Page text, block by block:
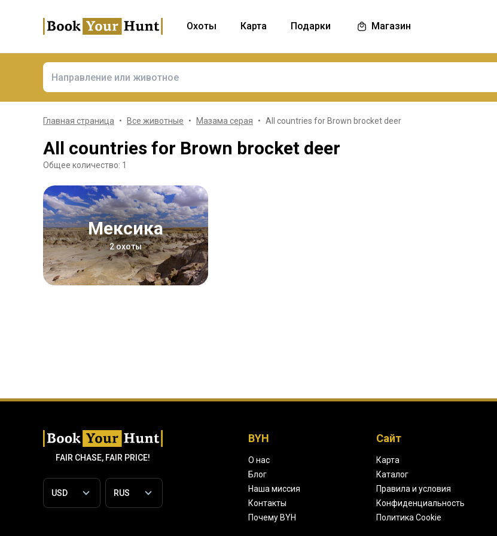
Охоты Карта Подарки Магазин
Главная страница Все животные Мазама серая All countries for Brown brocket deer
All countries for Brown brocket deer
Общее количество: 1
Мексика
2 охоты
FAIR CHASE, FAIR PRICE!
BYH
О нас
Блог
Наша миссия
Контакты
Почему BYH
Сайт
Карта
Каталог
Правила и условия
Конфиденциальность
Политика Cookie